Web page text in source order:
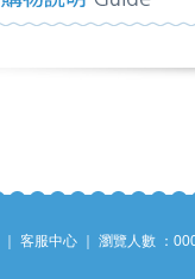
客服中心 瀏覽人數 ：